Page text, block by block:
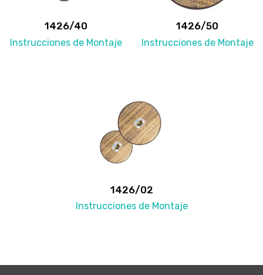
1426/40
Instrucciones de Montaje
1426/50
Instrucciones de Montaje
1426/02
Instrucciones de Montaje